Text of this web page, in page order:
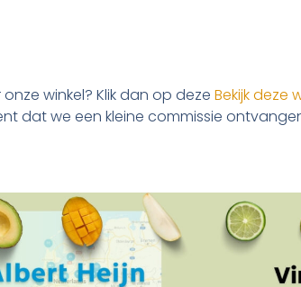
winkel? Klik dan op deze Bekijk deze
dat we een kleine commissie